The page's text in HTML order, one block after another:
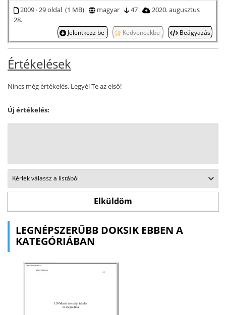
2009 · 29 oldal (1 MB) magyar 47
2020. augusztus
28.
Jelentkezz be Kedvencekbe Beágyazás
Értékelések
Nincs még értékelés. Legyél Te az első!
Új értékelés:
LEGNÉPSZERŰBB DOKSIK EBBEN A
KATEGÓRIÁBAN